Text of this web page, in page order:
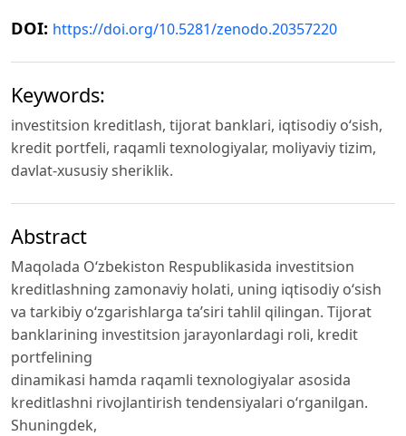
DOI: https://doi.org/10.5281/zenodo.20357220
Keywords:
investitsion kreditlash, tijorat banklari, iqtisodiy o‘sish,
kredit portfeli, raqamli texnologiyalar, moliyaviy tizim,
davlat-xususiy sheriklik.
Abstract
Maqolada O‘zbekiston Respublikasida investitsion
kreditlashning zamonaviy holati, uning iqtisodiy o‘sish
va tarkibiy o‘zgarishlarga ta’siri tahlil qilingan. Tijorat
banklarining investitsion jarayonlardagi roli, kredit
portfelining
dinamikasi hamda raqamli texnologiyalar asosida
kreditlashni rivojlantirish tendensiyalari o‘rganilgan.
Shuningdek,